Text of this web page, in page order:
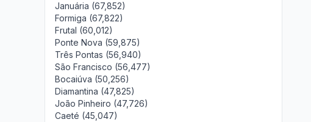
Januária (67,852)
Formiga (67,822)
Frutal (60,012)
Ponte Nova (59,875)
Três Pontas (56,940)
São Francisco (56,477)
Bocaiúva (50,256)
Diamantina (47,825)
João Pinheiro (47,726)
Caeté (45,047)